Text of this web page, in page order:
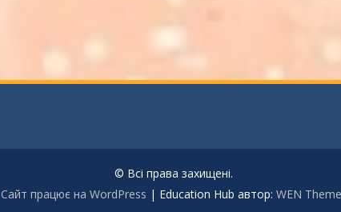
© Всі права захищені.
Сайт працює на WordPress | Education Hub автор: WEN